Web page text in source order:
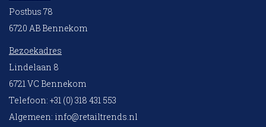
Postbus 78
6720 AB Bennekom
Bezoekadres
Lindelaan 8
6721 VC Bennekom
Telefoon: +31 (0) 318 431 553
Algemeen: info@retailtrends.nl